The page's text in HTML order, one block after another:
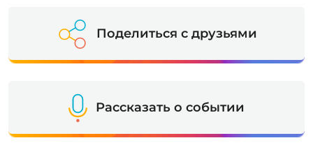
Поделиться с друзьями
Рассказать о событии